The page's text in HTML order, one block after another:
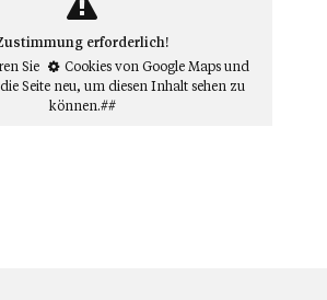
erforderlich!
Sie
Cookies von Google Mapsund
Seite neu, um diesen Inhalt sehen zu
können.##